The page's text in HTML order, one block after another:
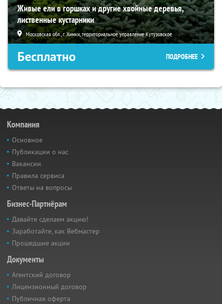
Живые ели в горшках и другие хвойные деревья,
лиственные кустарники
Московская обл., г. Химки, территориальное управление Кутузовское
Бесплатно ПОДРОБНЕЕ
Компания
Основное
Публикации о нас
Вакансии
Правила сервиса
Ответы на вопросы
Бизнес-Партнёрам
Давайте сделаем акцию!
Заработайте, как Вебмастер
Прошедшие акции
Документы
Агентский договор
Лицензионный договор
Публичная оферта